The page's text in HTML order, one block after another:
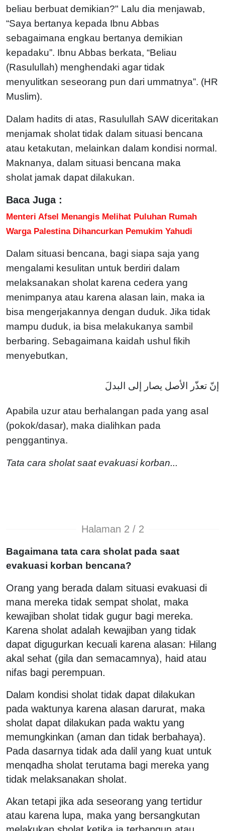
beliau berbuat demikian?" Lalu dia menjawab,
“Saya bertanya kepada Ibnu Abbas
sebagaimana engkau bertanya demikian
kepadaku”. Ibnu Abbas berkata, “Beliau
(Rasulullah) menghendaki agar tidak
menyulitkan seseorang pun dari ummatnya”. (HR
Muslim).
Dalam hadits di atas, Rasulullah SAW diceritakan
menjamak sholat tidak dalam situasi bencana
atau ketakutan, melainkan dalam kondisi normal.
Maknanya, dalam situasi bencana maka
sholat jamak dapat dilakukan.
Baca Juga :
Menteri Afsel Menangis Melihat Puluhan Rumah
Warga Palestina Dihancurkan Pemukim Yahudi
Dalam situasi bencana, bagi siapa saja yang
mengalami kesulitan untuk berdiri dalam
melaksanakan sholat karena cedera yang
menimpanya atau karena alasan lain, maka ia
bisa mengerjakannya dengan duduk. Jika tidak
mampu duduk, ia bisa melakukanya sambil
berbaring. Sebagaimana kaidah ushul fikih
menyebutkan,
إنّ تعذّر الأصل يصار إلى البدلَ
Apabila uzur atau berhalangan pada yang asal
(pokok/dasar), maka dialihkan pada
penggantinya.
Tata cara sholat saat evakuasi korban...
Halaman 2 / 2
Bagaimana tata cara sholat pada saat
evakuasi korban bencana?
Orang yang berada dalam situasi evakuasi di
mana mereka tidak sempat sholat, maka
kewajiban sholat tidak gugur bagi mereka.
Karena sholat adalah kewajiban yang tidak
dapat digugurkan kecuali karena alasan: Hilang
akal sehat (gila dan semacamnya), haid atau
nifas bagi perempuan.
Dalam kondisi sholat tidak dapat dilakukan
pada waktunya karena alasan darurat, maka
sholat dapat dilakukan pada waktu yang
memungkinkan (aman dan tidak berbahaya).
Pada dasarnya tidak ada dalil yang kuat untuk
menqadha sholat terutama bagi mereka yang
tidak melaksanakan sholat.
Akan tetapi jika ada seseorang yang tertidur
atau karena lupa, maka yang bersangkutan